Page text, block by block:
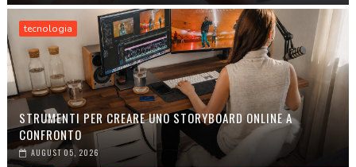
tecnologia
STRUMENTI PER CREARE UNO STORYBOARD ONLINE A
CONFRONTO
AUGUST 05, 2026